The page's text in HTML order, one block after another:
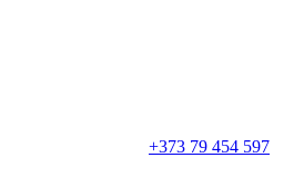
+373 79 454 597